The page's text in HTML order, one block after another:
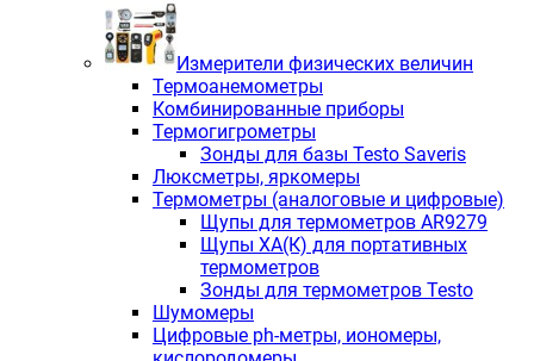
Измерители физических величин
Термоанемометры
Комбинированные приборы
Термогигрометры
Зонды для базы Testo Saveris
Люксметры, яркомеры
Термометры (аналоговые и цифровые)
Щупы для термометров AR9279
Щупы ХА(К) для портативных
термометров
Зонды для термометров Testo
Шумомеры
Цифровые ph-метры, иономеры,